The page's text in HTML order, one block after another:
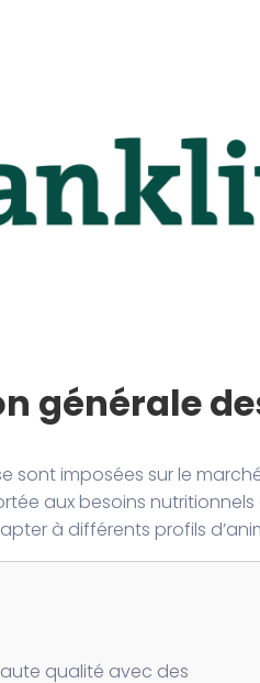
générale
sont imposées sur le
aux besoins
à différents profils
qualité avec des